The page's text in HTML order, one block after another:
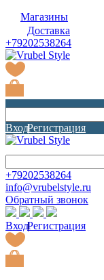
Магазины
Доставка
+79202538264
Вход|
Регистрация
+79202538264
info@vrubelstyle.ru
Обратный звонок
Вход|
Регистрация